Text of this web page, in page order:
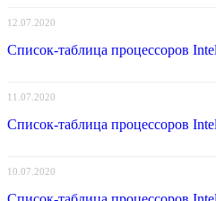
12.07.2020
Список-таблица процессоров
11.07.2020
Список-таблица процессоров
10.07.2020